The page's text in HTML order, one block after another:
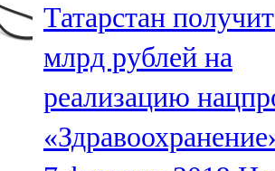
106,1 FM
Кама тамагы
71,51 FM
Кукмара
Татарстан
млрд рублей на
реализацию